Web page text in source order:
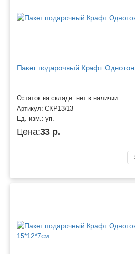
Пакет подарочный Крафт
Остаток на складе: нет в наличии
Артикул: СКР13/13
Ед. изм.: уп.
Цена:33 р.